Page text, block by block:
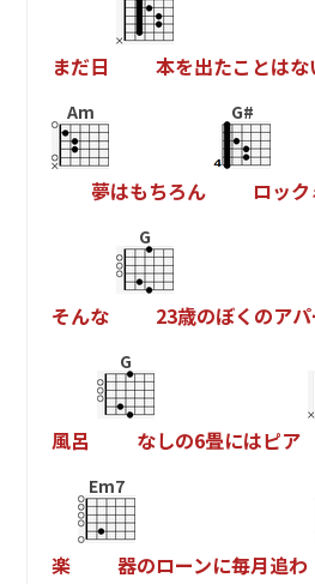
まだ日 本を出たこ とはな
Am
夢はもちろん
G#
ロック
そんな
G
23歳のぼく のアパ
風呂
G
なしの6畳にはピア
楽
Em7
器のローンに毎月追わ